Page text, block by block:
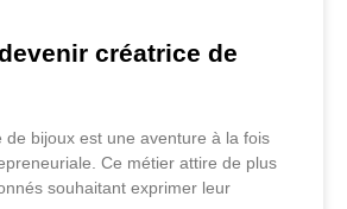
créatrice de
de bijoux est une aventure à la fois
Ce métier attire de plus
souhaitant exprimer leur